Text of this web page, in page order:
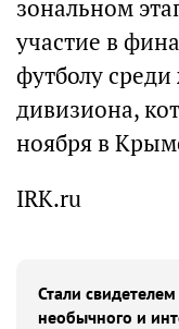
зональном
участие в
футболу
дивизиона,
ноября в
IRK.ru
Стали
необычного и